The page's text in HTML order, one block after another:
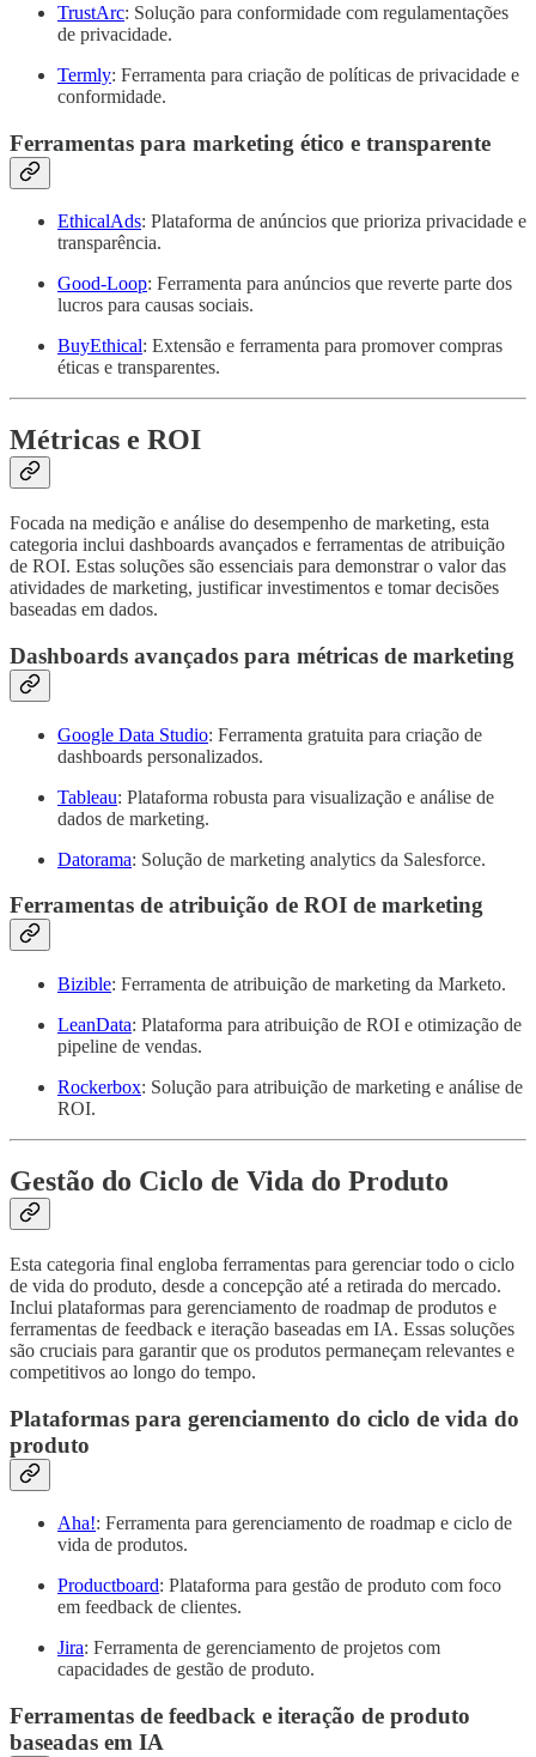
TrustArc: Solução para conformidade com regulamentações
de privacidade.
Termly: Ferramenta para criação de políticas de privacidade e
conformidade.
Ferramentas para marketing ético e transparente
EthicalAds: Plataforma de anúncios que prioriza privacidade e
transparência.
Good-Loop: Ferramenta para anúncios que reverte parte dos
lucros para causas sociais.
BuyEthical: Extensão e ferramenta para promover compras
éticas e transparentes.
Métricas e ROI
Focada na medição e análise do desempenho de marketing, esta
categoria inclui dashboards avançados e ferramentas de atribuição
de ROI. Estas soluções são essenciais para demonstrar o valor das
atividades de marketing, justificar investimentos e tomar decisões
baseadas em dados.
Dashboards avançados para métricas de marketing
Google Data Studio: Ferramenta gratuita para criação de
dashboards personalizados.
Tableau: Plataforma robusta para visualização e análise de
dados de marketing.
Datorama: Solução de marketing analytics da Salesforce.
Ferramentas de atribuição de ROI de marketing
Bizible: Ferramenta de atribuição de marketing da Marketo.
LeanData: Plataforma para atribuição de ROI e otimização de
pipeline de vendas.
Rockerbox: Solução para atribuição de marketing e análise de
ROI.
Gestão do Ciclo de Vida do Produto
Esta categoria final engloba ferramentas para gerenciar todo o ciclo
de vida do produto, desde a concepção até a retirada do mercado.
Inclui plataformas para gerenciamento de roadmap de produtos e
ferramentas de feedback e iteração baseadas em IA. Essas soluções
são cruciais para garantir que os produtos permaneçam relevantes e
competitivos ao longo do tempo.
Plataformas para gerenciamento do ciclo de vida do
produto
Aha!: Ferramenta para gerenciamento de roadmap e ciclo de
vida de produtos.
Productboard: Plataforma para gestão de produto com foco
em feedback de clientes.
Jira: Ferramenta de gerenciamento de projetos com
capacidades de gestão de produto.
Ferramentas de feedback e iteração de produto
baseadas em IA